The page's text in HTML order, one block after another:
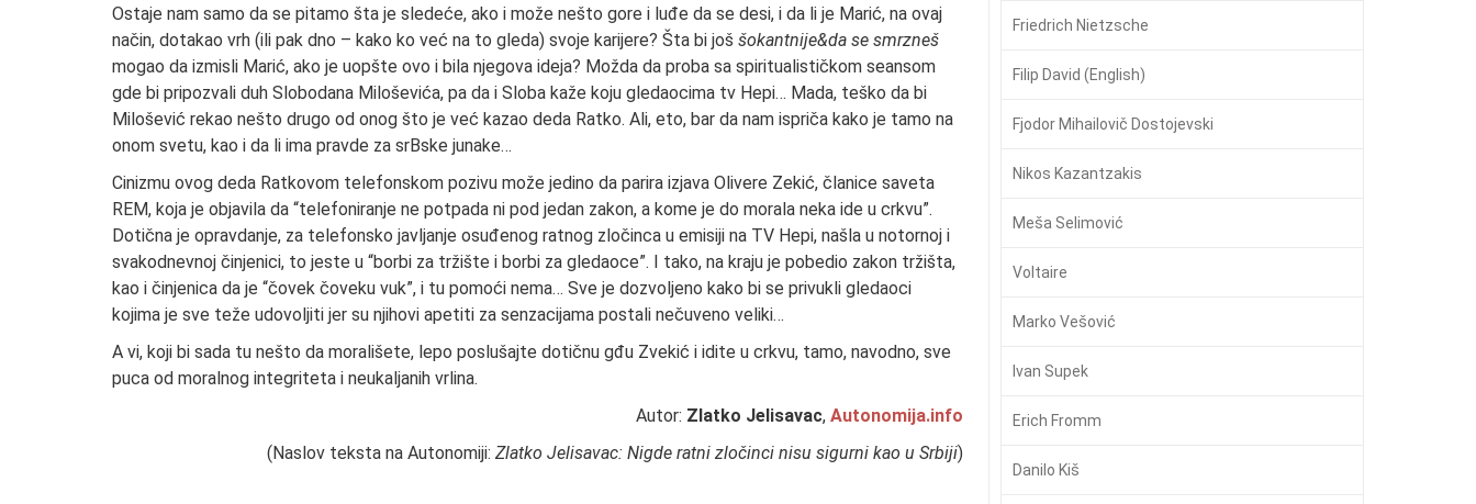
Ostaje nam samo da se pitamo šta je sledeće, ako i može nešto gore i luđe da se desi, i da li je Marić, na ovaj
način, dotakao vrh (ili pak dno – kako ko već na to gleda) svoje karijere? Šta bi još šokantnije&da se smrzneš
mogao da izmisli Marić, ako je uopšte ovo i bila njegova ideja? Možda da proba sa spiritualističkom seansom
gde bi pripozvali duh Slobodana Miloševića, pa da i Sloba kaže koju gledaocima tv Hepi… Mada, teško da bi
Milošević rekao nešto drugo od onog što je već kazao deda Ratko. Ali, eto, bar da nam ispriča kako je tamo na
onom svetu, kao i da li ima pravde za srBske junake…
Cinizmu ovog deda Ratkovom telefonskom pozivu može jedino da parira izjava Olivere Zekić, članice saveta
REM, koja je objavila da “telefoniranje ne potpada ni pod jedan zakon, a kome je do morala neka ide u crkvu”.
Dotična je opravdanje, za telefonsko javljanje osuđenog ratnog zločinca u emisiji na TV Hepi, našla u notornoj i
svakodnevnoj činjenici, to jeste u “borbi za tržište i borbi za gledaoce”. I tako, na kraju je pobedio zakon tržišta,
kao i činjenica da je “čovek čoveku vuk”, i tu pomoći nema… Sve je dozvoljeno kako bi se privukli gledaoci
kojima je sve teže udovoljiti jer su njihovi apetiti za senzacijama postali nečuveno veliki…
A vi, koji bi sada tu nešto da morališete, lepo poslušajte dotičnu gđu Zvekić i idite u crkvu, tamo, navodno, sve
puca od moralnog integriteta i neukaljanih vrlina.
Autor: Zlatko Jelisavac,Autonomija.info
(Naslov teksta na Autonomiji:Zlatko Jelisavac: Nigde ratni zločinci nisu sigurni kao u Srbiji)
Friedrich Nietzsche
Filip David (English)
Fjodor Mihailovič Dostojevski
Nikos Kazantzakis
Meša Selimović
Voltaire
Marko Vešović
Ivan Supek
Erich Fromm
Danilo Kiš